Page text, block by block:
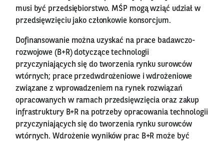
musi być przedsiębiorstwo. MŚP mogą wziąć udział w
przedsięwzięciu jako członkowie konsorcjum.
Dofinansowanie można uzyskać na prace badawczo-
rozwojowe (B+R) dotyczące technologii
przyczyniających się do tworzenia rynku surowców
wtórnych; prace przedwdrożeniowe i wdrożeniowe
związane z wprowadzeniem na rynek rozwiązań
opracowanych w ramach przedsięwzięcia oraz zakup
infrastruktury B+R na potrzeby opracowania technologii
przyczyniających się do tworzenia rynku surowców
wtórnych. Wdrożenie wyników prac B+R może być